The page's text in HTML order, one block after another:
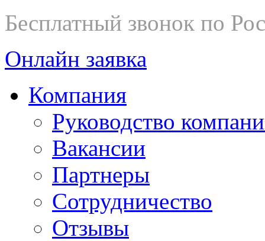
Бесплатный звонок по
Онлайн заявка
Компания
Руководство
Вакансии
Партнеры
Сотрудничество
Отзывы